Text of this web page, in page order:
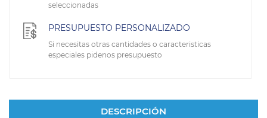
seleccionadas
PRESUPUESTO PERSONALIZADO
Si necesitas otras cantidades o caracteristicas
especiales pidenos presupuesto
DESCRIPCIÓN